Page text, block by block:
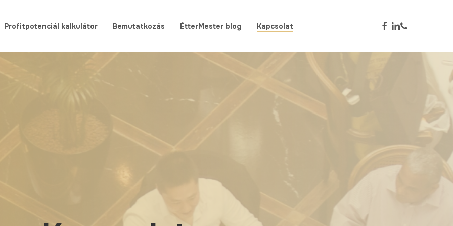
Profitpotenciál kalkulátor Bemutatkozás ÉtterMester blog Kapcsolat facebook
linkedin
phone